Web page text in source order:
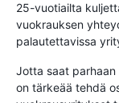
25-vuotiailta
vuokrauksen
palautettavissa
Jotta saat parhaan
on tärkeää tehdä